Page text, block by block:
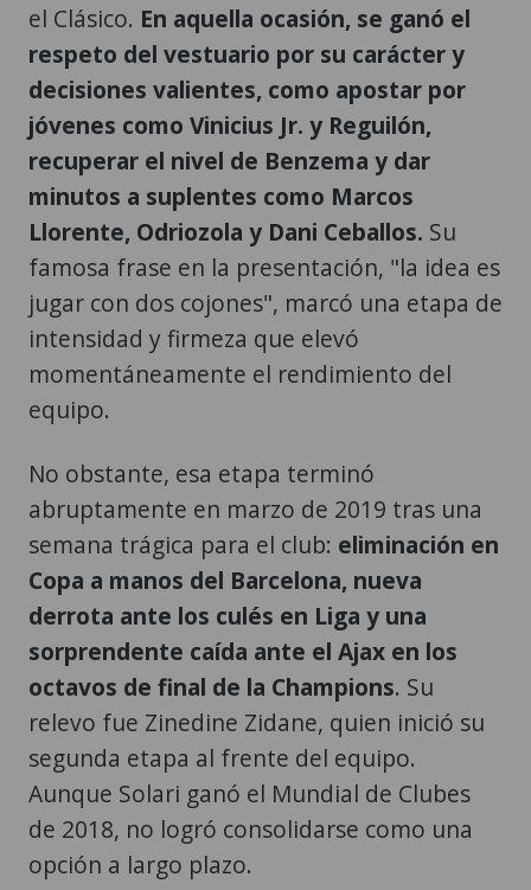
el Clásico. En aquella ocasión, se ganó el
respeto del vestuario por su carácter y
decisiones valientes, como apostar por
jóvenes como Vinicius Jr. y Reguilón,
recuperar el nivel de Benzema y dar
minutos a suplentes como Marcos
Llorente, Odriozola y Dani Ceballos. Su
famosa frase en la presentación, "la idea es
jugar con dos cojones", marcó una etapa de
intensidad y firmeza que elevó
momentáneamente el rendimiento del
equipo.
No obstante, esa etapa terminó
abruptamente en marzo de 2019 tras una
semana trágica para el club: eliminación en
Copa a manos del Barcelona, nueva
derrota ante los culés en Liga y una
sorprendente caída ante el Ajax en los
octavos de final de la Champions. Su
relevo fue Zinedine Zidane, quien inició su
segunda etapa al frente del equipo.
Aunque Solari ganó el Mundial de Clubes
de 2018, no logró consolidarse como una
opción a largo plazo.